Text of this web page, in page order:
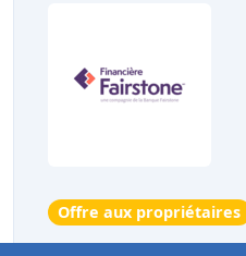
Offre aux propriétaires